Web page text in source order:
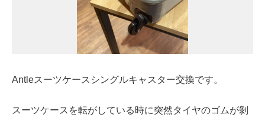
Antleスーツケースシングルキャスター交換です。
スーツケースを転がしている時に突然タイヤのゴムが剝